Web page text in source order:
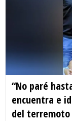
“No paré
encuentra e
del terremoto